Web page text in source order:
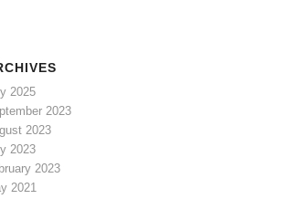
2025
2023
2023
2023
2023
2021